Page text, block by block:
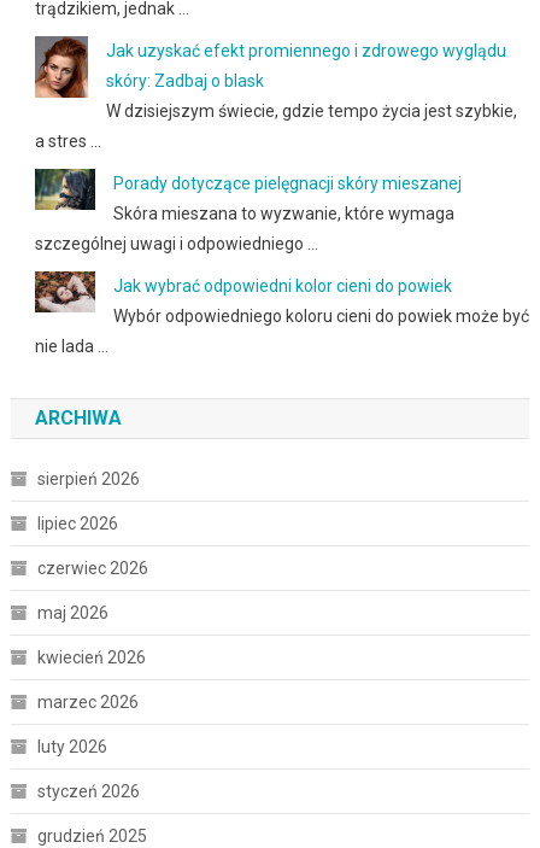
trądzikiem, jednak …
Jak uzyskać efekt promiennego i zdrowego wyglądu
skóry: Zadbaj o blask
W dzisiejszym świecie, gdzie tempo życia jest szybkie,
a stres …
Porady dotyczące pielęgnacji skóry mieszanej
Skóra mieszana to wyzwanie, które wymaga
szczególnej uwagi i odpowiedniego …
Jak wybrać odpowiedni kolor cieni do powiek
Wybór odpowiedniego koloru cieni do powiek może być
nie lada …
ARCHIWA
sierpień 2026
lipiec 2026
czerwiec 2026
maj 2026
kwiecień 2026
marzec 2026
luty 2026
styczeń 2026
grudzień 2025